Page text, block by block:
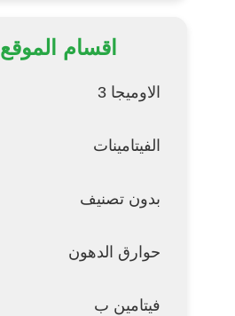
اقسام الموقع
الاوميجا 3
الفيتامينات
بدون تصنيف
حوارق الدهون
فيتامين ب